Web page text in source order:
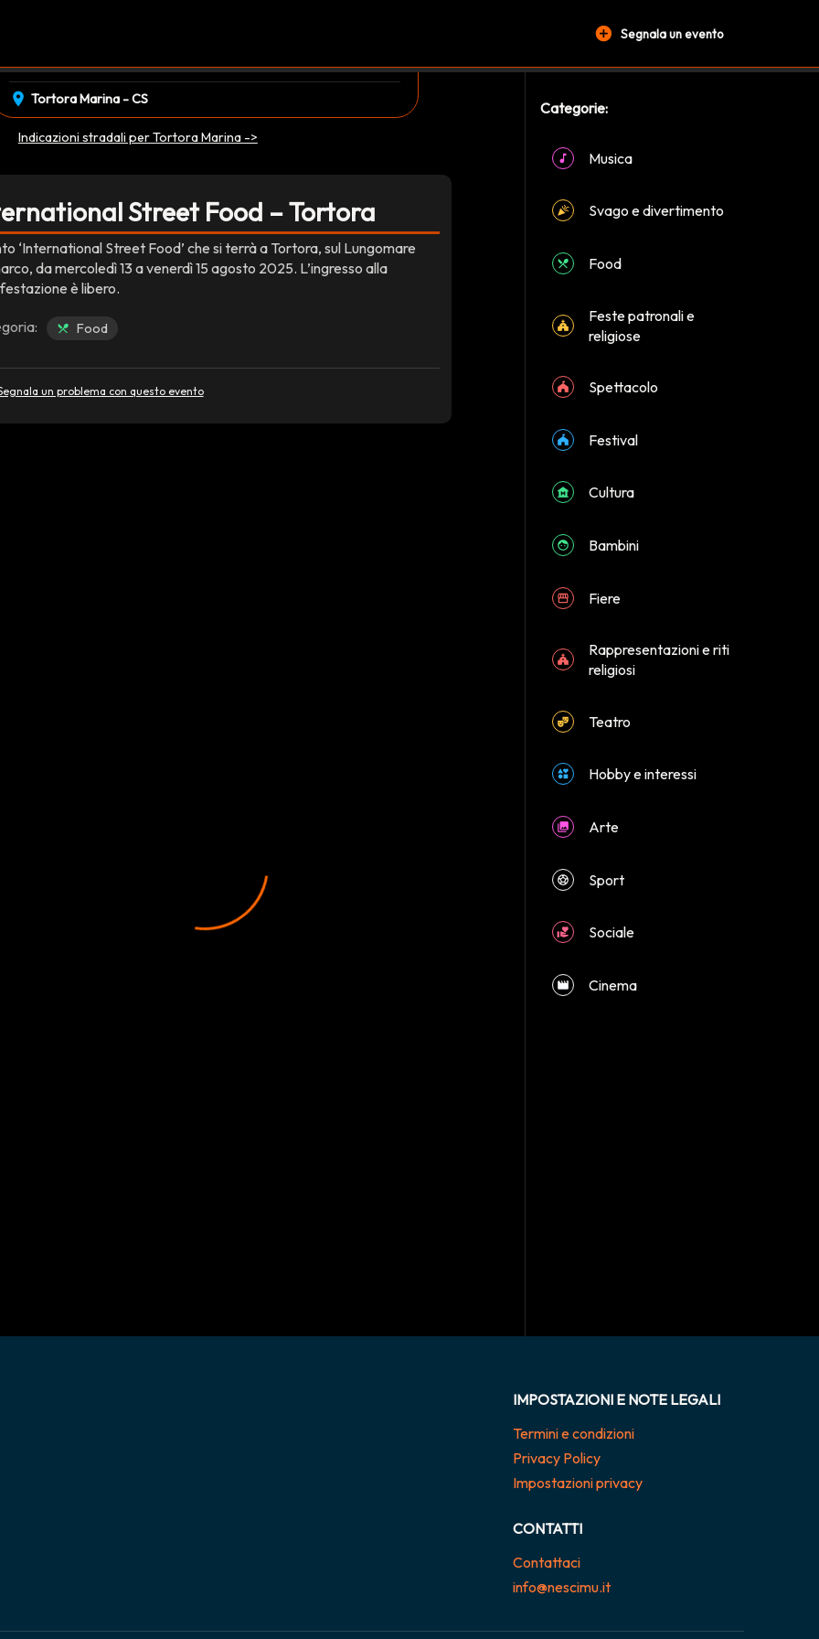
add_circle Segnala un evento
EVENTO CONCLUSO
event_available mercoledì 13 Agosto • venerdì 15 Agosto
location_on Tortora Marina - CS
Indicazioni stradali per Tortora Marina ->
Street Food – Tortora
‘International Street Food’ che si terrà a Tortora, sul Lungomare
da mercoledì 13 a venerdì 15 agosto 2025. L’ingresso alla
è libero.
Food
un problema con questo evento
Categorie:
Musica
Svago e divertimento
Food
Feste patronali e
religiose
Spettacolo
Festival
Cultura
Bambini
Fiere
Rappresentazioni e riti
religiosi
Teatro
Hobby e interessi
Arte
Sport
Sociale
Cinema
IMPOSTAZIONI E NOTE LEGALI
Termini e condizioni
Privacy Policy
Impostazioni privacy
CONTATTI
Contattaci
info@nescimu.it